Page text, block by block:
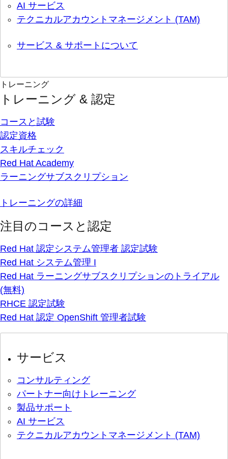
AI サービス
テクニカルアカウントマネージメント (TAM)
サービス & サポートについて
トレーニング
トレーニング & 認定
コースと試験
認定資格
スキルチェック
Red Hat Academy
ラーニングサブスクリプション
トレーニングの詳細
注目のコースと認定
Red Hat 認定システム管理者 認定試験
Red Hat システム管理 I
Red Hat ラーニングサブスクリプションのトライアル
(無料)
RHCE 認定試験
Red Hat 認定 OpenShift 管理者試験
サービス
コンサルティング
パートナー向けトレーニング
製品サポート
AI サービス
テクニカルアカウントマネージメント (TAM)